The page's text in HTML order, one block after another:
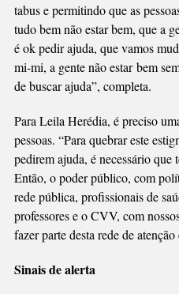
tabus e permitindo que as
tudo bem não estar bem, que a
é ok pedir ajuda, que vamos
mi-mi, a gente não estar bem
de buscar ajuda”, completa.
Para Leila Herédia, é preciso
pessoas. “Para quebrar este
pedirem ajuda, é necessário que
Então, o poder público, com
rede pública, profissionais de
professores e o CVV, com
fazer parte desta rede de atenção
Sinais de alerta